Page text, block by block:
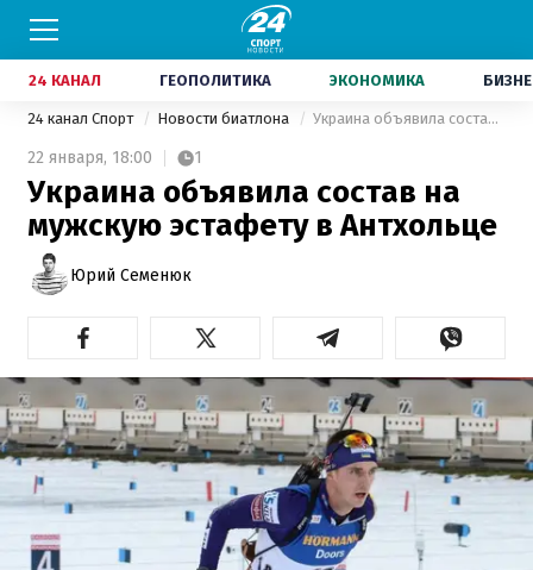
24 КАНАЛ ГЕОПОЛИТИКА ЭКОНОМИКА
24 канал Спорт Новости биатлона Украина объявила состав на мужскую эстафету в Антхольце
22 января, 18:00 1
Украина объявила состав на
мужскую эстафету в Антхольце
Юрий Семенюк